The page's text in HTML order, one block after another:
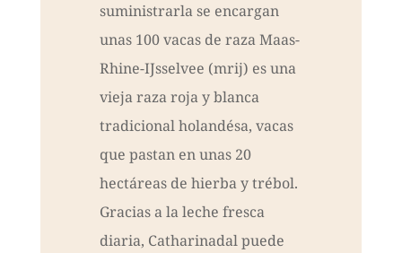
suministrarla se encargan
unas 100 vacas de raza Maas-
Rhine-IJsselvee (mrij) es una
vieja raza roja y blanca
tradicional holandésa, vacas
que pastan en unas 20
hectáreas de hierba y trébol.
Gracias a la leche fresca
diaria, Catharinadal puede